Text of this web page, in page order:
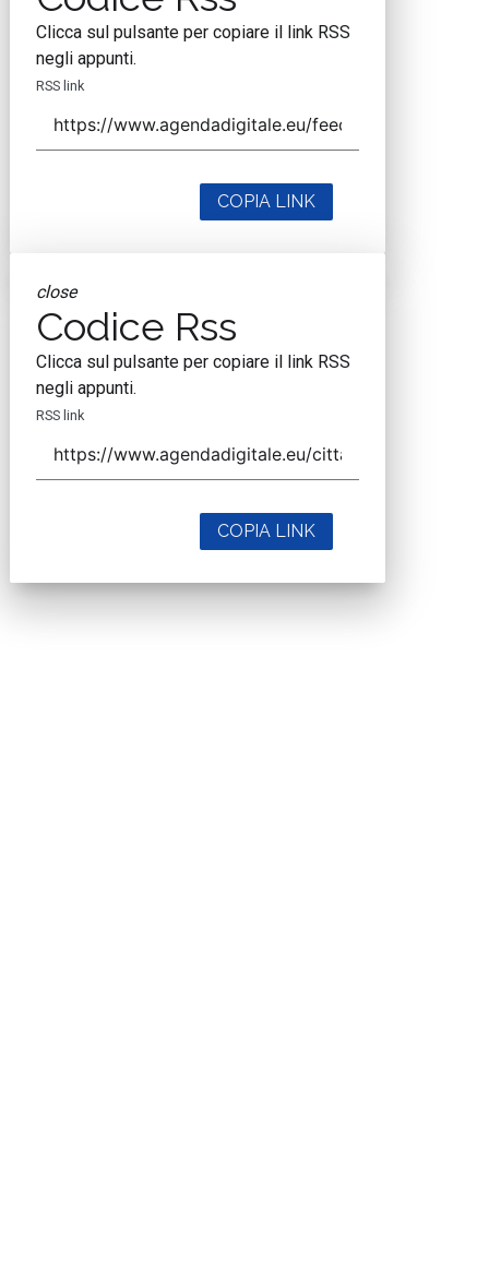
Clicca sul pulsante per copiare il link RSS
negli appunti.
RSS link
COPIA LINK
close
Codice Rss
Clicca sul pulsante per copiare il link RSS
negli appunti.
RSS link
COPIA LINK